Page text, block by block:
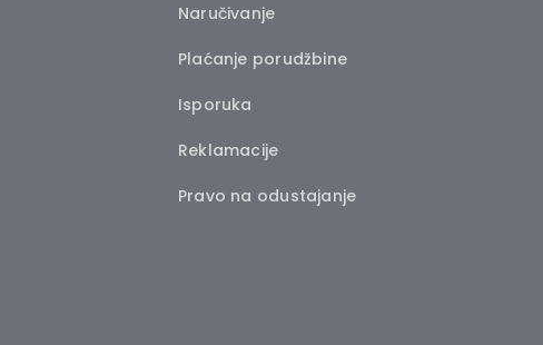
Naručivanje
Plaćanje porudžbine
Isporuka
Reklamacije
Pravo na odustajanje